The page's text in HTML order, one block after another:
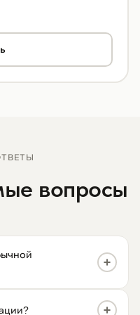
вопросы